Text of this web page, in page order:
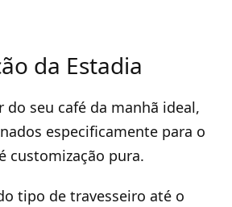
da Estadia
seu café da manhã ideal,
especificamente para o
customização pura.
tipo de travesseiro até o